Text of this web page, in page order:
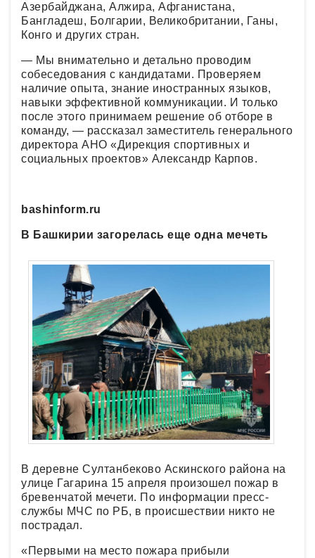
Азербайджана, Алжира, Афганистана,
Бангладеш, Болгарии, Великобритании, Ганы,
Конго и других стран.
— Мы внимательно и детально проводим
собеседования с кандидатами. Проверяем
наличие опыта, знание иностранных языков,
навыки эффективной коммуникации. И только
после этого принимаем решение об отборе в
команду, — рассказал заместитель генерального
директора АНО «Дирекция спортивных и
социальных проектов» Александр Карпов.
bashinform.ru
В Башкирии загорелась еще одна мечеть
В деревне Султанбеково Аскинского района на
улице Гагарина 15 апреля произошел пожар в
бревенчатой мечети. По информации пресс-
службы МЧС по РБ, в происшествии никто не
пострадал.
«Первыми на место пожара прибыли